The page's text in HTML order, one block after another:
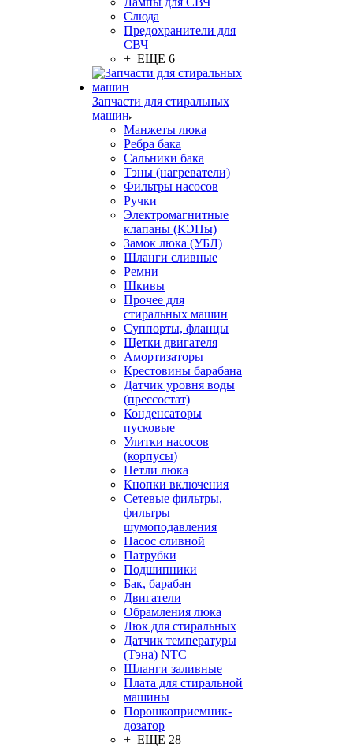
Слюда
Предохранители для
СВЧ
+ ЕЩЕ 6
Запчасти для стиральных
машин
Манжеты люка
Ребра бака
Сальники бака
Тэны (нагреватели)
Фильтры насосов
Ручки
Электромагнитные
клапаны (КЭНы)
Замок люка (УБЛ)
Шланги сливные
Ремни
Шкивы
Прочее для
стиральных машин
Суппорты, фланцы
Щетки двигателя
Амортизаторы
Крестовины барабана
Датчик уровня воды
(прессостат)
Конденсаторы
пусковые
Улитки насосов
(корпусы)
Петли люка
Кнопки включения
Сетевые фильтры,
фильтры
шумоподавления
Насос сливной
Патрубки
Подшипники
Бак, барабан
Двигатели
Обрамления люка
Люк для стиральных
Датчик температуры
(Тэна) NTC
Шланги заливные
Плата для стиральной
машины
Порошкоприемник-
дозатор
+ ЕЩЕ 28